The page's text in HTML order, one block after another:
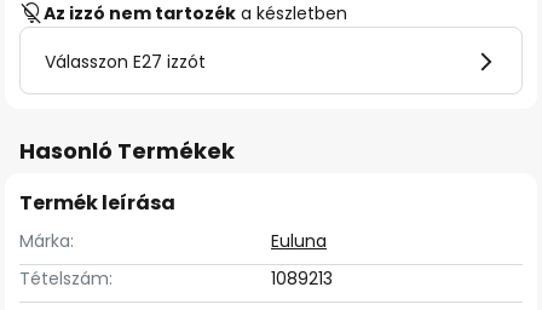
Az izzó nem tartozék a készletben
Válasszon E27 izzót
Hasonló Termékek
Termék leírása
Márka:
Euluna
Tételszám:
1089213